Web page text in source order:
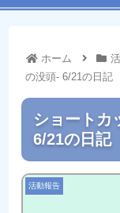
ホーム
の没頭- 6/21の日記
ショートカ
6/21の日記
活動報告